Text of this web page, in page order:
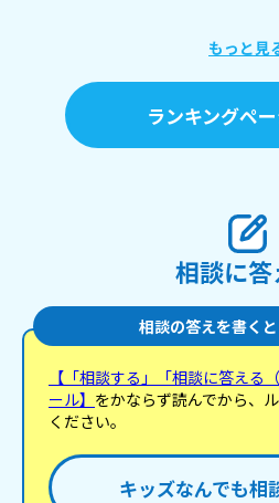
もっと見
ランキングペ
相談に答
相談の答えを書く
【「相談する」「相談に答える
ール】 をかならず読んでから、
ください。
キッズなんでも相